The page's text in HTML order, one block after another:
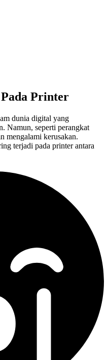
Printer
dunia digital yang
Namun, seperti perangkat
mengalami kerusakan.
terjadi pada printer antara